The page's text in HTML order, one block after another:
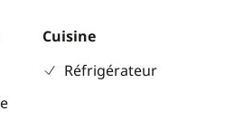
Cuisine
Réfrigérateur